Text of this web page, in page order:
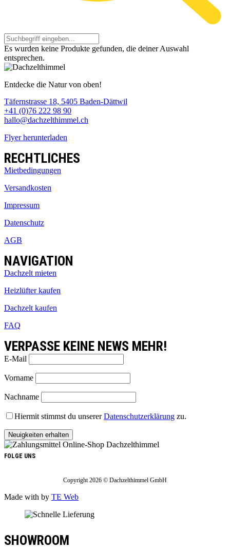
Es wurden keine Produkte gefunden, die deiner Auswahl
entsprechen.
Entdecke die Natur von oben!
Täfernstrasse 18, 5405 Baden-Dättwil
+41 (0)76 222 98 90
hallo@dachzelthimmel.ch
Flyer herunterladen
RECHTLICHES
Mietbedingungen
Versandkosten
Impressum
Datenschutz
AGB
NAVIGATION
Dachzelt mieten
Heizlüfter kaufen
Dachzelt kaufen
FAQ
VERPASSE KEINE NEWS MEHR!
E-Mail
Vorname
Nachname
Hiermit stimmst du unsererDatenschutzerklärung zu.
FOLGE UNS
Copyright 2026 © Dachzelthimmel GmbH
Made with by TE Web
SHOWROOM